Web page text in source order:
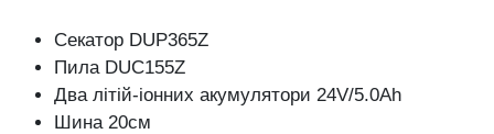
Секатор DUP365Z
Пила DUC155Z
Два літій-іонних акумулятори 24V/5.0Ah
Шина 20см